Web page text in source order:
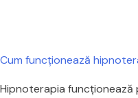
Cum funcționează
Hipnoterapia funcționează